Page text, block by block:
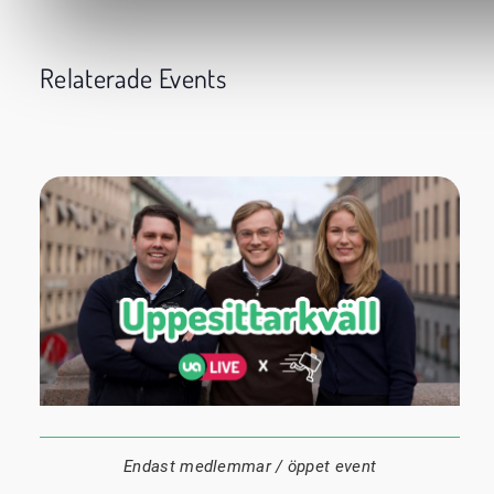
Relaterade Events
24 augusti
20:00
Endast medlemmar / öppet event